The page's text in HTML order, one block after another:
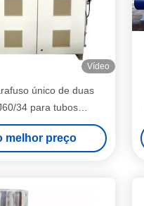
Vídeo
único de duas
34 para tubos
PPR/PPH
melhor preço